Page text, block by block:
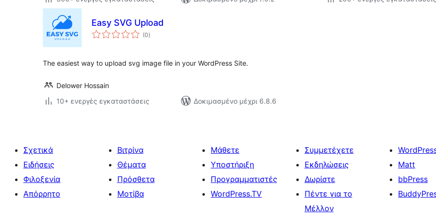
Easy SVG Upload
(0αξιολογήσεις
σύνολο
)
The easiest way to upload svg image file in your WordPress Site.
Delower Hossain
10+ ενεργές εγκαταστάσεις
Δοκιμασμένο μέχρι 6.8.6
Σχετικά
Ειδήσεις
Φιλοξενία
Απόρρητο
Βιτρίνα
Θέματα
Πρόσθετα
Μοτίβα
Μάθετε
Υποστήριξη
Προγραμματιστές
WordPress.TV
Συμμετέχετε
Εκδηλώσεις
Δωρίστε
Πέντε για το
Μέλλον
Matt
bbPress